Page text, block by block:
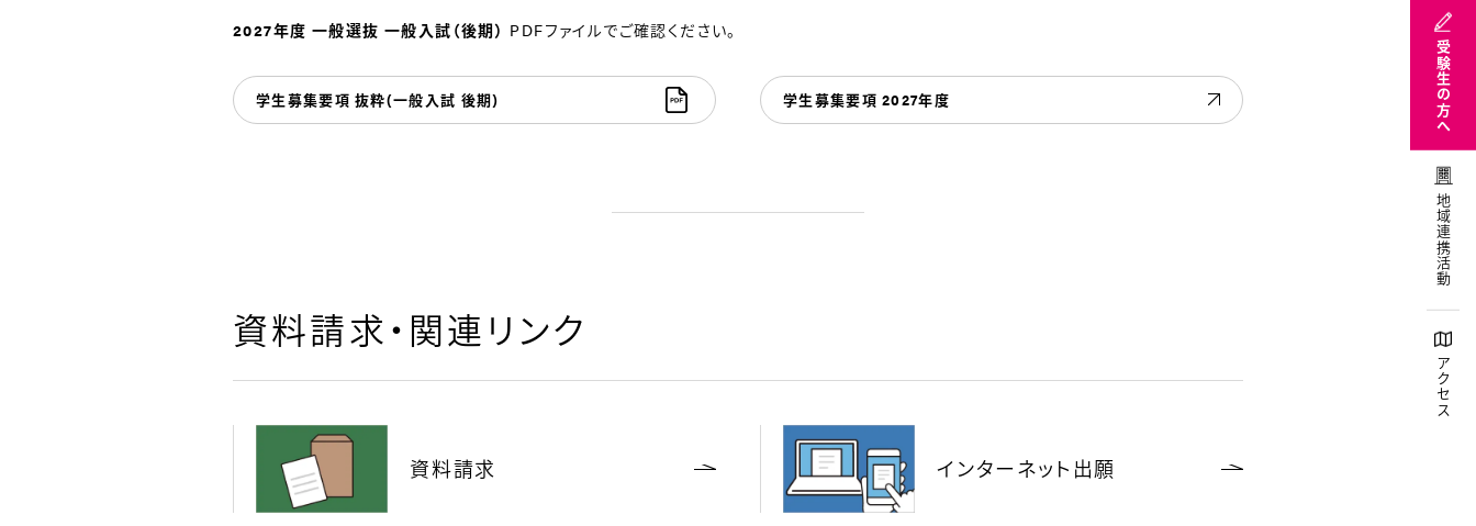
受験生の方へ
地域連携活動
アクセス
2027年度 一般選抜 一般入試 （後期） PDFファイルでご確認ください。
学生募集要項 抜粋(一般入試 後期) 学生募集要項 2027年度
資料請求・関連リンク
資料請求 インターネット出願